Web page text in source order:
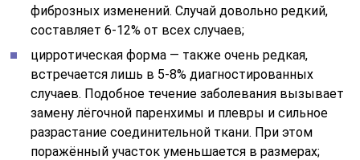
фиброзных изменений. Случай довольно редкий,
составляет 6-12% от всех случаев;
цирротическая форма — также очень редкая,
встречается лишь в 5-8% диагностированных
случаев. Подобное течение заболевания вызывает
замену лёгочной паренхимы и плевры и сильное
разрастание соединительной ткани. При этом
поражённый участок уменьшается в размерах;